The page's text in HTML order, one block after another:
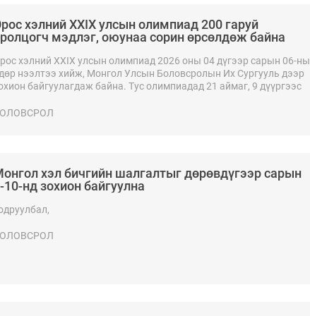
хэлний XXIX улсын олимпиад 200 гаруй
мэдлэг, оюунаа сорин өрсөлдөж байна
хэлний XXIX улсын олимпиад 2026 оны 04 дүгээр сарын 06-ны
нээлтээ хийж, Монгол Улсын Боловсролын Их Сургууль дээр
байгуулагдаж байна. Тус олимпиадад 21 аймаг, 9 дүүргээс
байна.
хэл бичгийн шалгалтыг дөрөвдүгээр сарын
10-нд зохион байгуулна